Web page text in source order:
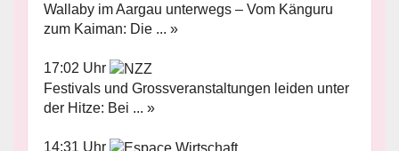
Wallaby im Aargau unterwegs – Vom Känguru
zum Kaiman: Die ... »
17:02 Uhr
Festivals und Grossveranstaltungen leiden unter
der Hitze: Bei ... »
14:31 Uhr